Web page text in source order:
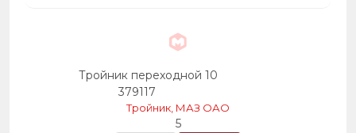
Тройник переходной 10
379117
Тройник, МАЗ ОАО
5